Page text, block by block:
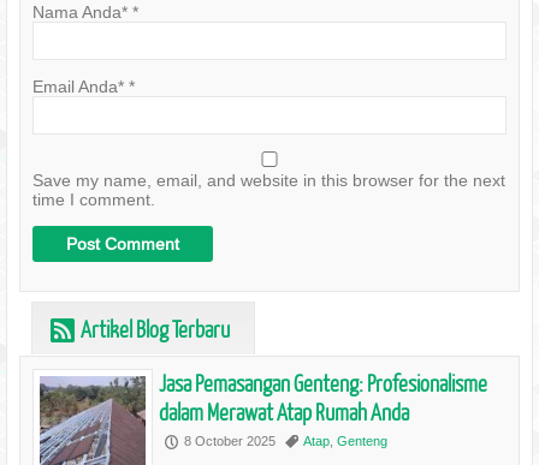
Nama Anda* *
Email Anda* *
Save my name, email, and website in this browser for the next
time I comment.
r Artikel Blog Terbaru
Jasa Pemasangan Genteng: Profesionalisme
dalam Merawat Atap Rumah Anda
P 8 October 2025 , Atap, Genteng